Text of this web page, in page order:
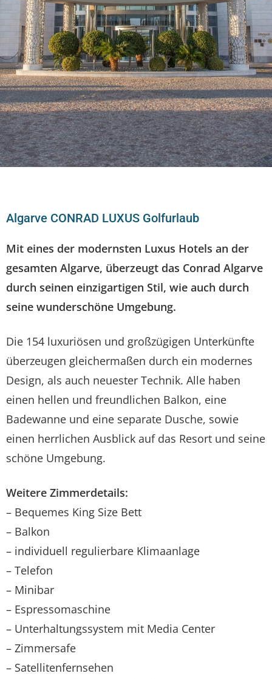
Algarve CONRAD LUXUS Golfurlaub
Mit eines der modernsten Luxus Hotels an der
gesamten Algarve, überzeugt das Conrad Algarve
durch seinen einzigartigen Stil, wie auch durch
seine wunderschöne Umgebung.
Die 154 luxuriösen und großzügigen Unterkünfte
überzeugen gleichermaßen durch ein modernes
Design, als auch neuester Technik. Alle haben
einen hellen und freundlichen Balkon, eine
Badewanne und eine separate Dusche, sowie
einen herrlichen Ausblick auf das Resort und seine
schöne Umgebung.
Weitere Zimmerdetails:
– Bequemes King Size Bett
– Balkon
– individuell regulierbare Klimaanlage
– Telefon
– Minibar
– Espressomaschine
– Unterhaltungssystem mit Media Center
– Zimmersafe
– Satellitenfernsehen